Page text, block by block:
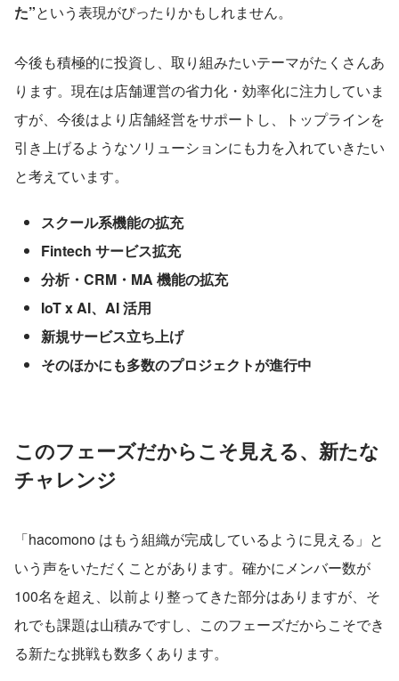
た”という表現がぴったりかもしれません。
今後も積極的に投資し、取り組みたいテーマがたくさんあ
ります。現在は店舗運営の省力化・効率化に注力していま
すが、今後はより店舗経営をサポートし、トップラインを
引き上げるようなソリューションにも力を入れていきたい
と考えています。
スクール系機能の拡充
Fintech サービス拡充
分析・CRM・MA 機能の拡充
IoT x AI、AI 活用
新規サービス立ち上げ
そのほかにも多数のプロジェクトが進行中
このフェーズだからこそ見える、新たな
チャレンジ
「hacomono はもう組織が完成しているように見える」と
いう声をいただくことがあります。確かにメンバー数が
100名を超え、以前より整ってきた部分はありますが、そ
れでも課題は山積みですし、このフェーズだからこそでき
る新たな挑戦も数多くあります。